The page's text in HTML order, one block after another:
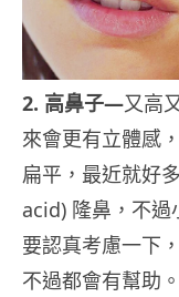
2. 高鼻子—又高
來會更有立體感
扁平，最近就好
acid) 隆鼻，不過
要認真考慮一下
不過都會有幫助。